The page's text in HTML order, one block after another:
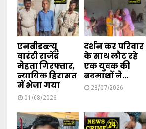
एनबीडब्ल्यू
वारंटी राजेंद्र
मेहता गिरफ्तार,
न्यायिक हिरासत
में भेजा गया
01/08/2026
दर्शन कर परिवार
के साथ लौट रहे
एक युवक की
बदमाशों ने...
28/07/2026